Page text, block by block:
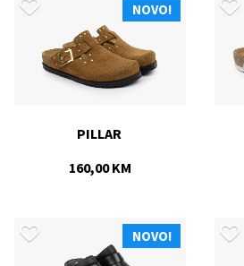
NOVO!
PILLAR
160,00 KM
NOVO!